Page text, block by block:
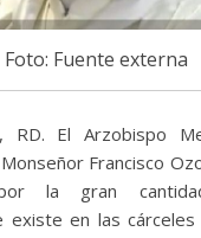
Foto: Fuente externa
RD. El Arzobispo
Francisco
por la gran
existe en las cárceles